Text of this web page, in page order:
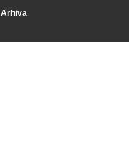
Arhiva